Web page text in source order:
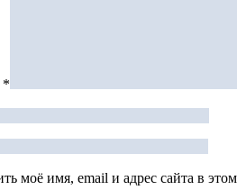
*
моё имя, email и адрес сайта в